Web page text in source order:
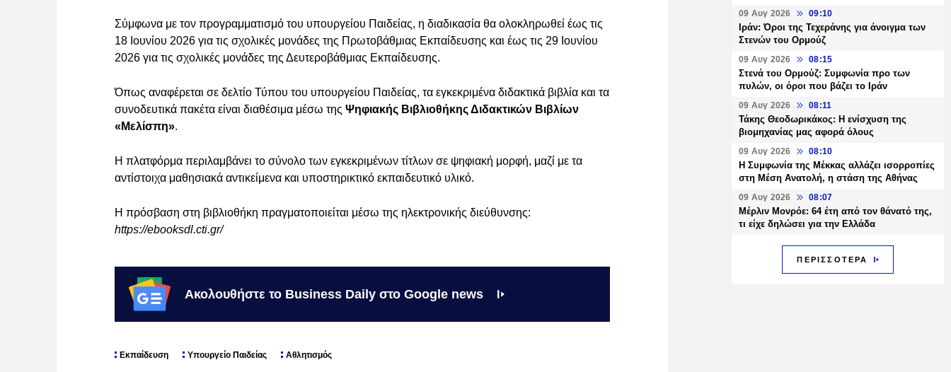
Σύμφωνα με τον προγραμματισμό του υπουργείου Παιδείας, η διαδικασία θα ολοκληρωθεί έως τις
18 Ιουνίου 2026 για τις σχολικές μονάδες της Πρωτοβάθμιας Εκπαίδευσης και έως τις 29 Ιουνίου
2026 για τις σχολικές μονάδες της Δευτεροβάθμιας Εκπαίδευσης.
Όπως αναφέρεται σε δελτίο Τύπου του υπουργείου Παιδείας, τα εγκεκριμένα διδακτικά βιβλία και τα
συνοδευτικά πακέτα είναι διαθέσιμα μέσω της Ψηφιακής Βιβλιοθήκης Διδακτικών Βιβλίων
«Μελίσπη».
Η πλατφόρμα περιλαμβάνει το σύνολο των εγκεκριμένων τίτλων σε ψηφιακή μορφή, μαζί με τα
αντίστοιχα μαθησιακά αντικείμενα και υποστηρικτικό εκπαιδευτικό υλικό.
Η πρόσβαση στη βιβλιοθήκη πραγματοποιείται μέσω της ηλεκτρονικής διεύθυνσης:
https://ebooksdl.cti.gr/
Ακολουθήστε το Business Daily στο Google news
Εκπαίδευση Υπουργείο Παιδείας Αθλητισμός
09 Αυγ 2026 09:10
Ιράν: Όροι της Τεχεράνης για άνοιγμα των
Στενών του Ορμούζ
09 Αυγ 2026 08:15
Στενά του Ορμούζ: Συμφωνία προ των
πυλών, οι όροι που βάζει το Ιράν
09 Αυγ 2026 08:11
Τάκης Θεοδωρικάκος: Η ενίσχυση της
βιομηχανίας μας αφορά όλους
09 Αυγ 2026 08:10
Η Συμφωνία της Μέκκας αλλάζει ισορροπίες
στη Μέση Ανατολή, η στάση της Αθήνας
09 Αυγ 2026 08:07
Μέρλιν Μονρόε: 64 έτη από τον θάνατό της,
τι είχε δηλώσει για την Ελλάδα
ΠΕΡΙΣΣΟΤΕΡΑ